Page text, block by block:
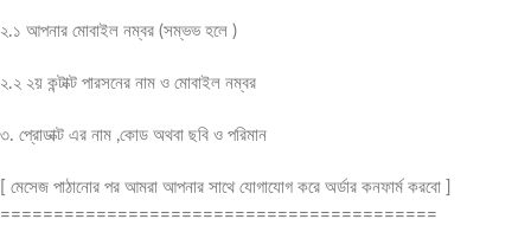
২.১ আপনার মোবাইল নম্বর (সম্ভভ হলে )
২.২ ২য় কন্টাক্ট পারসনের নাম ও মোবাইল নম্বর
৩. প্রোডাক্ট এর নাম ,কোড অথবা ছবি ও পরিমান
[ মেসেজ পাঠানোর পর আমরা আপনার সাথে যোগাযোগ করে অর্ডার কনফার্ম করবো ]
=========================================